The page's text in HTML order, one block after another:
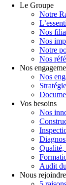
Le Groupe
Notre
Nos
Nos
Notre
Nos
Nos
Nos
Vos besoins
Nos
Qualité,
Audit
Nous rejoindre